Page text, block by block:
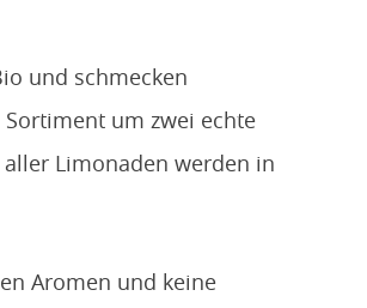
und schmecken
um zwei echte
Limonaden werden in
Aromen und keine